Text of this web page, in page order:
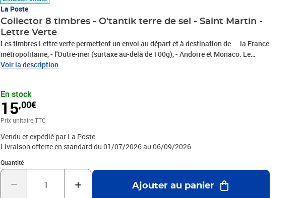
La Poste
Collector 8 timbres - O'tantik terre de sel - Saint Martin -
Lettre Verte
Les timbres Lettre verte permettent un envoi au départ et à destination de : - la France
métropolitaine, - l'Outre-mer (surtaxe au-delà de 100g), - Andorre et Monaco. Le
Client est informé qu’il dispose d'un délai légal de 14 jours à compter de la date de
figurant en annexe 1 des CGV par voie postale : Service Client Internet - La Boutique -
99 999 La Poste Cedex
Voir la description
En stock
15,00€
Prix unitaire TTC
Vendu et expédié par La Poste
Livraison offerte en standard du 01/07/2026 au 06/09/2026
Quantité
Quantité : 1
Ajouter au panier